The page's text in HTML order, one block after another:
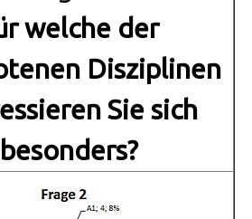
welche der
Disziplinen
Sie sich
besonders?